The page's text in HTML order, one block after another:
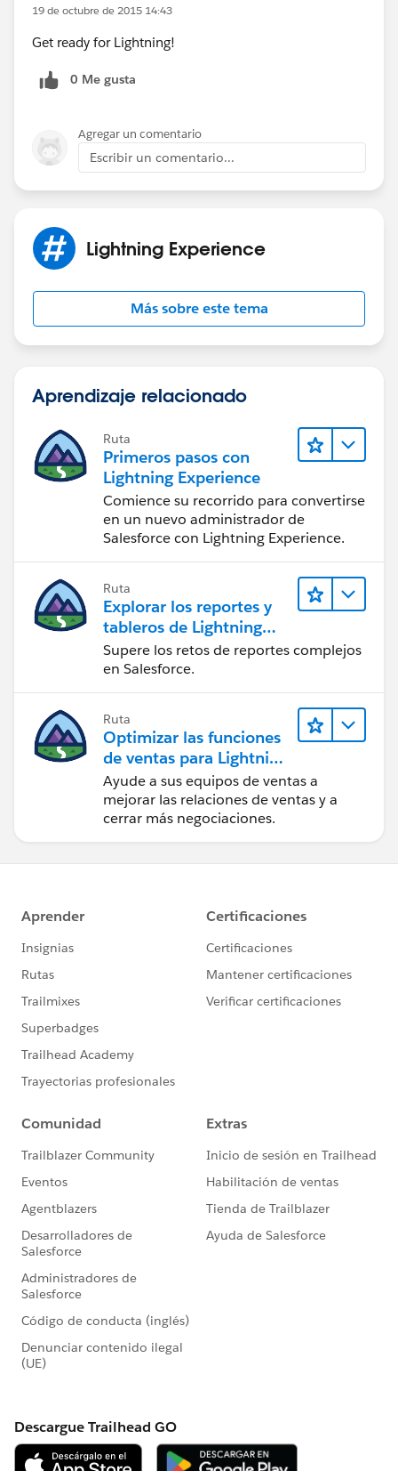
19 de octubre de 2015 14:43
Get ready for Lightning!
0 Me gusta
Agregar un comentario
Escribir un comentario...
Lightning Experience
Más sobre este tema
Aprendizaje relacionado
Ruta
Primeros pasos con
Lightning Experience
Comience su recorrido para convertirse
en un nuevo administrador de
Salesforce con Lightning Experience.
Ruta
Explorar los reportes y
tableros de Lightning
Experience
Supere los retos de reportes complejos
en Salesforce.
Ruta
Optimizar las funciones
de ventas para Lightning
Experience
Ayude a sus equipos de ventas a
mejorar las relaciones de ventas y a
cerrar más negociaciones.